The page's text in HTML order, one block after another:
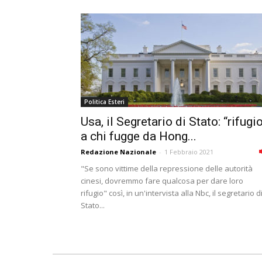
Politica Esteri
Usa, il Segretario di Stato:
a chi fugge da Hong...
Redazione Nazionale - 1 Febbraio 2021
"Se sono vittime della repressione delle autorità
cinesi, dovremmo fare qualcosa per dare loro
rifugio" così, in un'intervista alla Nbc, il segretario di
Stato...